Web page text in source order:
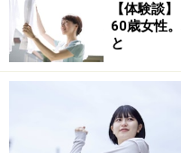
ルール2. 老後に
なのかざっくり知
「人
費がどのくらいになる
【体験談
60歳女性
と